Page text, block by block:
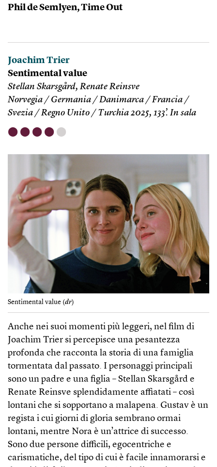
Phil de Semlyen, Time Out
Joachim Trier
Sentimental value
Stellan Skarsgård, Renate Reinsve
Norvegia / Germania / Danimarca / Francia /
Svezia / Regno Unito / Turchia 2025, 133’. In sala
⬤ ⬤ ⬤ ⬤ ⬤
Sentimental value (dr)
Anche nei suoi momenti più leggeri, nel film di
Joachim Trier si percepisce una pesantezza
profonda che racconta la storia di una famiglia
tormentata dal passato. I personaggi principali
sono un padre e una figlia – Stellan Skarsgård e
Renate Reinsve splendidamente affiatati – così
lontani che si sopportano a malapena. Gustav è un
regista i cui giorni di gloria sembrano ormai
lontani, mentre Nora è un’attrice di successo.
Sono due persone difficili, egocentriche e
carismatiche, del tipo di cui è facile innamorarsi e